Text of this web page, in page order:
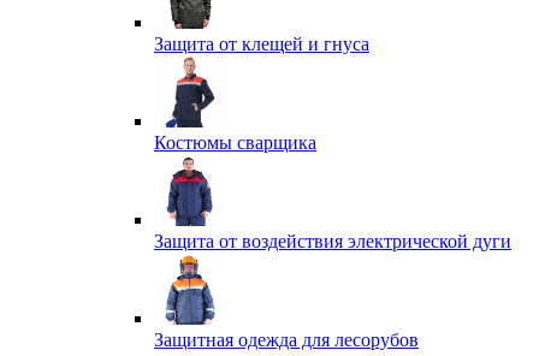
Защита от клещей и гнуса
Костюмы сварщика
Защита от воздействия электрической дуги
Защитная одежда для лесорубов